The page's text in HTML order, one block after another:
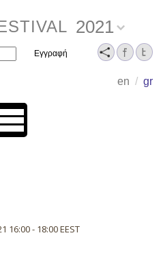
2021
en / gr
Name
16:00 - 18:00 EEST